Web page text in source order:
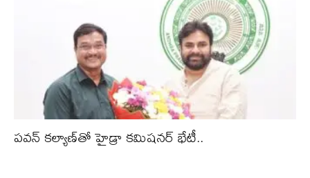
పవన్ కల్యాణ్‌తో హైడ్రా కమిషనర్ భేటీ..